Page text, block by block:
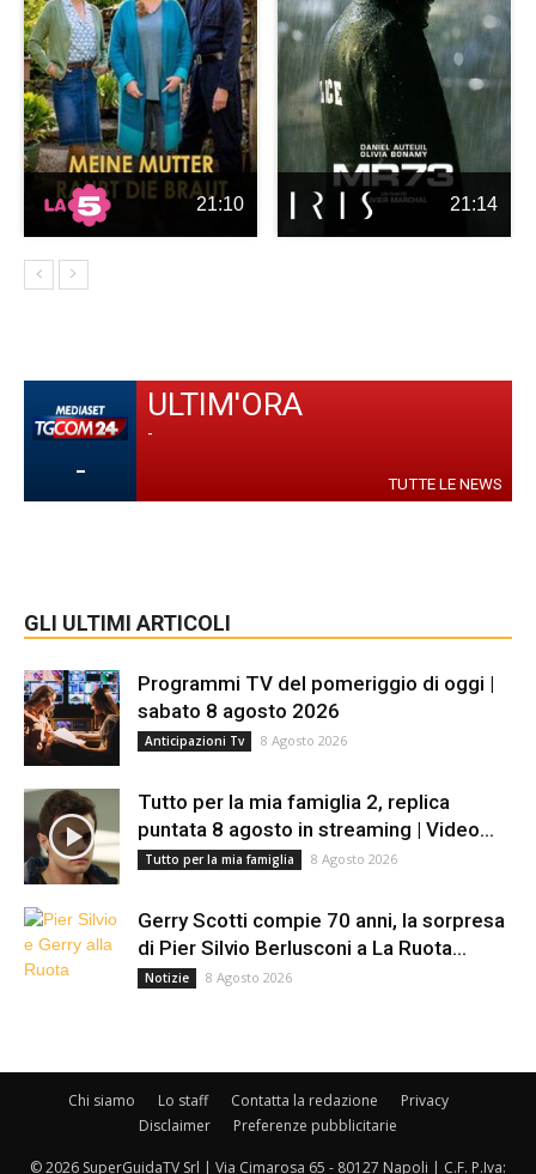
21:10 21:14
-
ULTIM'ORA
-
TUTTE LE NEWS
GLI ULTIMI ARTICOLI
Programmi TV del pomeriggio di oggi |
sabato 8 agosto 2026
Anticipazioni Tv 8 Agosto 2026
Tutto per la mia famiglia 2, replica
puntata 8 agosto in streaming | Video...
Tutto per la mia famiglia 8 Agosto 2026
Gerry Scotti compie 70 anni, la sorpresa
di Pier Silvio Berlusconi a La Ruota...
Notizie 8 Agosto 2026
Chi siamo Lo staff Contatta la redazione
Privacy
Disclaimer
Preferenze pubblicitarie
© 2026 SuperGuidaTV Srl | Via Cimarosa 65 - 80127 Napoli | C.F. P.Iva: